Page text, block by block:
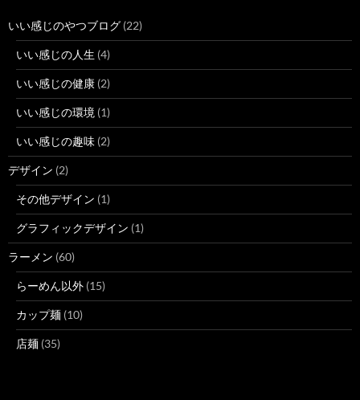
いい感じのやつブログ (22)
いい感じの人生 (4)
いい感じの健康 (2)
いい感じの環境 (1)
いい感じの趣味 (2)
デザイン (2)
その他デザイン (1)
グラフィックデザイン (1)
ラーメン (60)
らーめん以外 (15)
カップ麺 (10)
店麺 (35)